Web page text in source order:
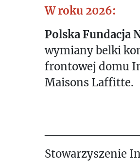
W roku 2026:
Polska Fundacja
wymiany belki
frontowej domu
Maisons Laffitte.
Stowarzyszenie